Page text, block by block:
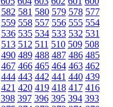
582 581 580 579 578 577
559 558 557 556 555 554
536 535 534 533 532 531
513 512 511 510 509 508
490 489 488 487 486 485
467 466 465 464 463 462
444 443 442 441 440 439
421 420 419 418 417 416
398 397 396 395 394 393